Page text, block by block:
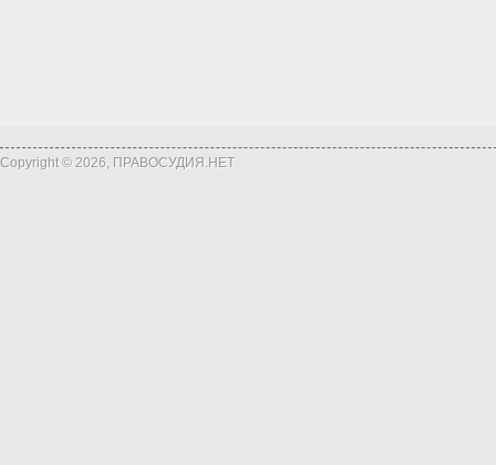
Copyright © 2026, ПРАВОСУДИЯ.НЕТ